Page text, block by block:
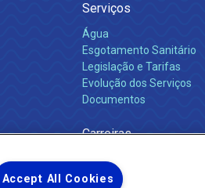
Serviços
Água
Esgotamento Sanitário
Legislação e Tarifas
Evolução dos Serviços
Documentos
Carreiras
Accept All Cookies